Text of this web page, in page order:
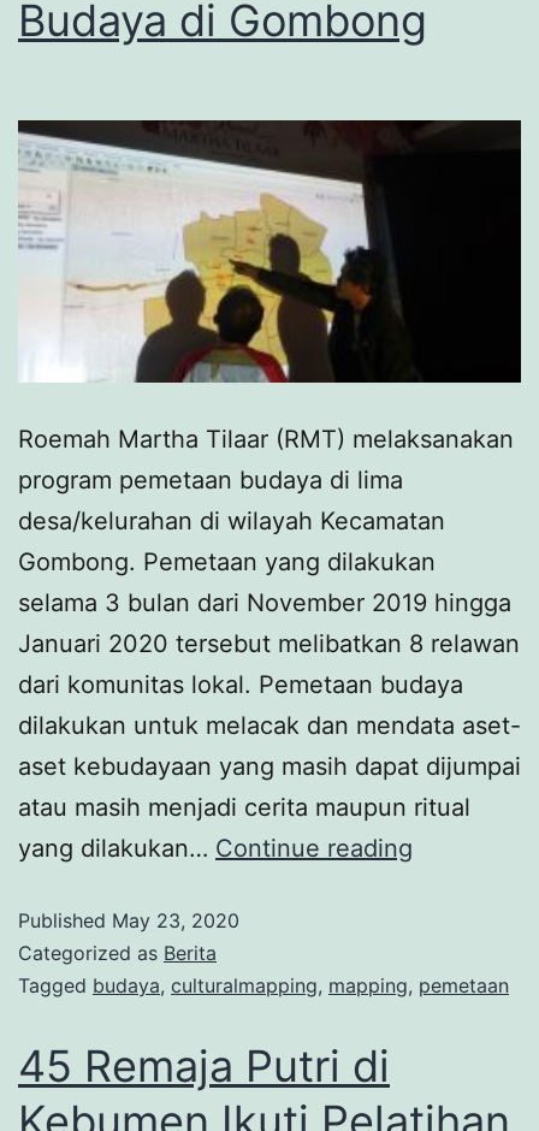
Budaya di Gombong
Roemah Martha Tilaar (RMT) melaksanakan
program pemetaan budaya di lima
desa/kelurahan di wilayah Kecamatan
Gombong. Pemetaan yang dilakukan
selama 3 bulan dari November 2019 hingga
Januari 2020 tersebut melibatkan 8 relawan
dari komunitas lokal. Pemetaan budaya
dilakukan untuk melacak dan mendata aset-
aset kebudayaan yang masih dapat dijumpai
atau masih menjadi cerita maupun ritual
yang dilakukan… Continue reading
Published May 23, 2020
Categorized as Berita
Tagged budaya, culturalmapping, mapping, pemetaan
45 Remaja Putri di